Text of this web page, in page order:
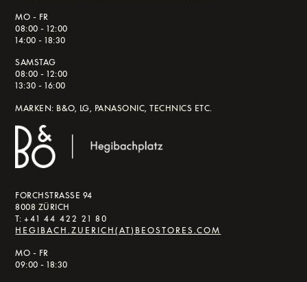
MO - FR
08:00 - 12:00
14:00 - 18:30
SAMSTAG
08:00 - 12:00
13:30 - 16:00
MARKEN: B&O, LG, PANASONIC, TECHNICS ETC.
FORCHSTRASSE 94
8008 ZÜRICH
T: +41 44 422 21 80
HEGIBACH.ZUERICH(AT)BEOSTORES.COM
MO - FR
09:00 - 18:30